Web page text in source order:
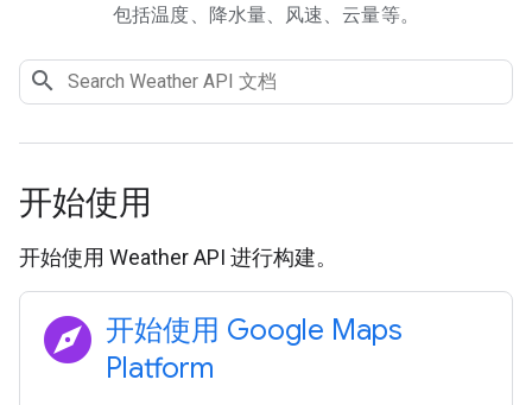
包括温度、降水量、风速、云量等。
开始使用
开始使用 Weather API 进行构建。
explore 开始使用 Google Maps
Platform